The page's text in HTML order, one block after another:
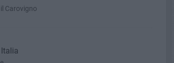
Carovigno